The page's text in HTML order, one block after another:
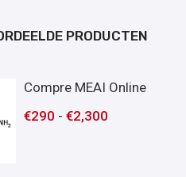
PRODUCTEN
Compre MEAI Online
€290 -€2,300